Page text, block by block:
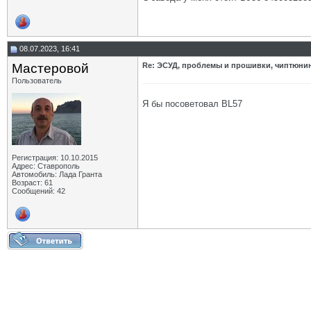
08.07.2023, 16:41
Мастеровой
Пользователь
Регистрация: 10.10.2015
Адрес: Ставрополь
Автомобиль: Лада Гранта
Возраст: 61
Сообщений: 42
Re: ЭСУД, проблемы и прошивки,
Я бы посоветовал BL57